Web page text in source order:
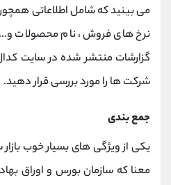
می بینید که شامل اطلاعاتی
نرخ های فروش، نام محصولات
گزارشات منتشر شده در سایت
شرکت ها را مورد بررسی قرار دهید.
جمع بندی
یکی از ویژگی های بسیار خوب
معنا که سازمان بورس و اوراق